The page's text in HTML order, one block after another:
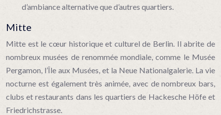
d’ambiance alternative que d’autres quartiers.
Mitte
Mitte est le cœur historique et culturel de Berlin. Il abrite de
nombreux musées de renommée mondiale, comme le Musée
Pergamon, l’Île aux Musées, et la Neue Nationalgalerie. La vie
nocturne est également très animée, avec de nombreux bars,
clubs et restaurants dans les quartiers de Hackesche Höfe et
Friedrichstrasse.